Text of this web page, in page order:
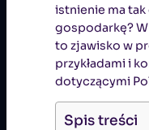
istnienie ma tak
gospodarkę?
to zjawisko w
przykładami i
dotyczącymi
Spis treści